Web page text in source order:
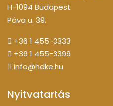
H-1094 Budapest
Páva u. 39.
+36 1 455-3333
+36 1 455-3399
info@hdke.hu
Nyitvatartás